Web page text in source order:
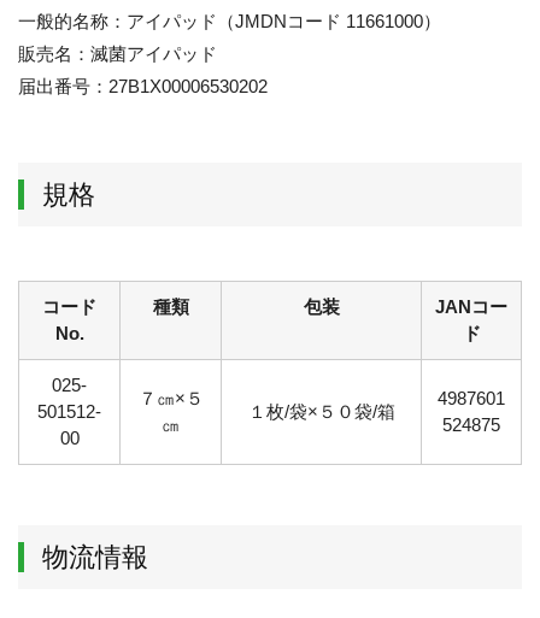
一般的名称：アイパッド（JMDNコード 11661000）
販売名：滅菌アイパッド
届出番号：27B1X00006530202
規格
コード
No.
種類 包装
JANコー
ド
025-
501512-
00
７㎝×５
㎝
１枚/袋×５０袋/箱
4987601
524875
物流情報